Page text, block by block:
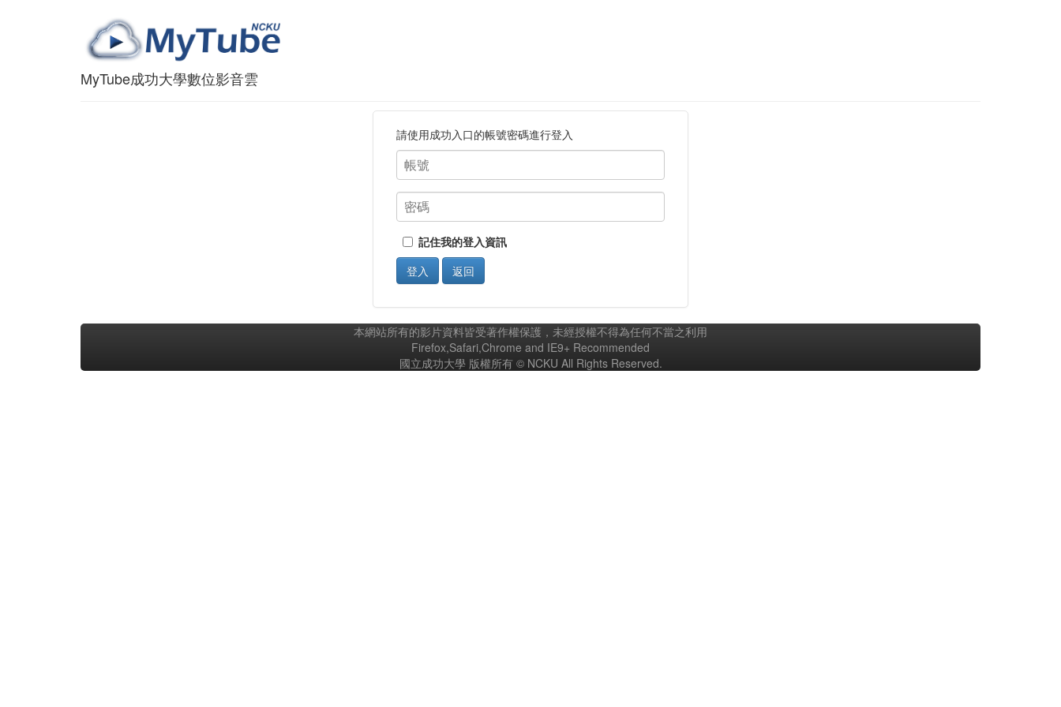
MyTube成功大學數位影音雲
請使用成功入口的帳號密碼進行登入
記住我的登入資訊
登入
返回
本網站所有的影片資料皆受著作權保護，未經授權不得為任何不當之利用
Firefox,Safari,Chrome and IE9+ Recommended
國立成功大學 版權所有 © NCKU All Rights Reserved.